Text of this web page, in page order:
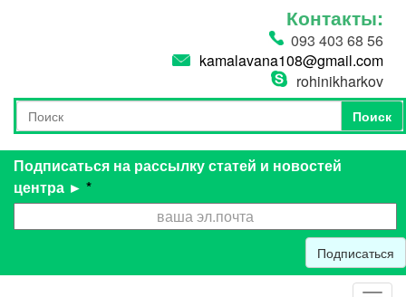
Контакты:
093 403 68 56
kamalavana108@gmail.com
rohinikharkov
Форма поиска
Поиск
Поиск
Подписаться на рассылку статей и новостей
центра ► *
Подписаться